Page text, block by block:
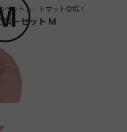
ットカートマット登場！
ローセット M